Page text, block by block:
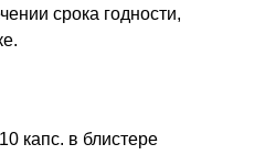
срока годности,
капс. в блистере